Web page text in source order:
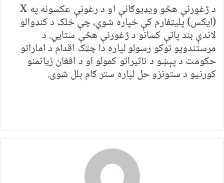
د ژغورنې هڅو ویډیوګانې او د رغونې عکسونه په X
(ایکس) پلیټفارم کې خپاره شوي، چې خلک د کنډوالو
لاندې بند پاتې کسانو د ژغورنې هڅې ستایي. د
مرستندویو توکو رسولو لپاره دا چټک اقدام د اماراتو
حکومت د پېښو د تاثیراتو کمولو او د افغان زیانمنو
کورنیو د ستونزو حل لپاره ستر ګام بلل شوی.